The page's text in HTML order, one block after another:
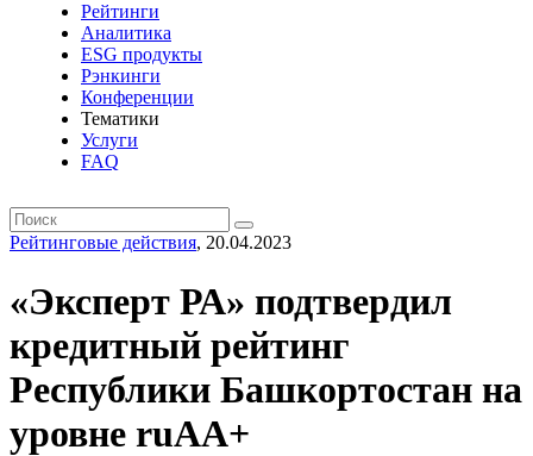
Рейтинги
Аналитика
ESG продукты
Рэнкинги
Конференции
Тематики
Услуги
FAQ
Рейтинговые действия, 20.04.2023
«Эксперт РА» подтвердил
кредитный рейтинг
Республики Башкортостан на
уровне ruАА+